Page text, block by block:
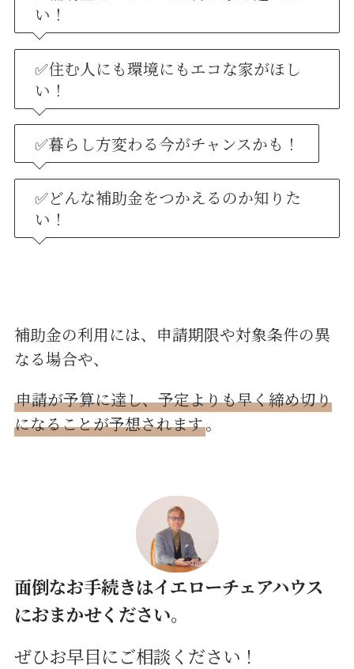
い！
✅住む人にも環境にもエコな家がほし
い！
✅暮らし方変わる今がチャンスかも！
✅どんな補助金をつかえるのか知りた
い！
補助金の利用には、申請期限や対象条件の異
なる場合や、
申請が予算に達し、予定よりも早く締め切り
になることが予想されます。
面倒なお手続きはイエローチェアハウス
におまかせください。
ぜひお早目にご相談ください！